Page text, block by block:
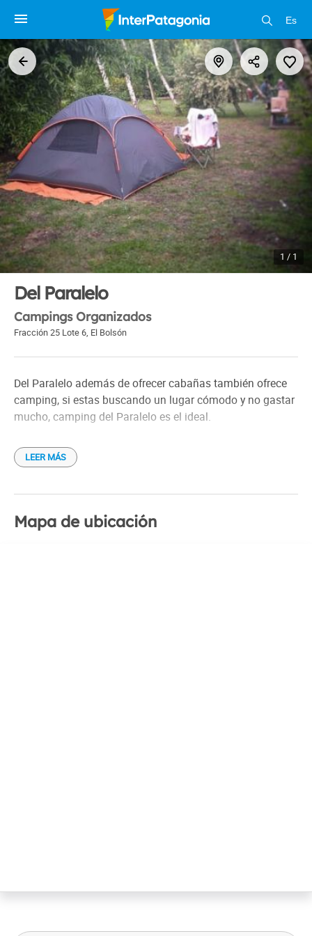
Es
1 / 1
Del Paralelo
Campings Organizados
Fracción 25 Lote 6, El Bolsón
Del Paralelo además de ofrecer cabañas también ofrece
camping, si estas buscando un lugar cómodo y no gastar
mucho, camping del Paralelo es el ideal.
LEER MÁS
Mapa de ubicación